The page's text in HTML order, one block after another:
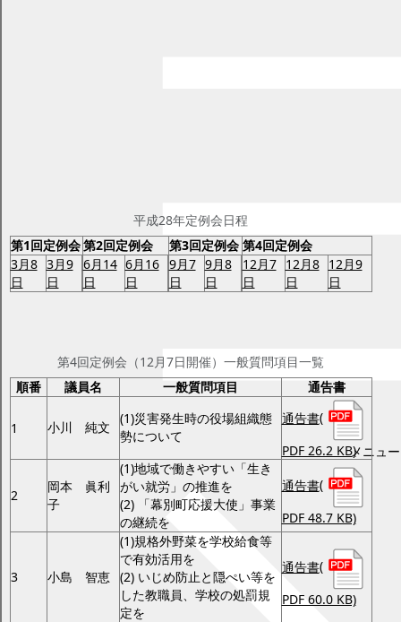
メニュー
平成28年定例会日程
第1回定例会第2回定例会 第3回定例会 第4回定例会
3月8
日
3月9
日
6月14
日
6月16
日
9月7
日
9月8
日
12月7
日
12月8
日
12月9
日
第4回定例会（12月7日開催）一般質問項目一覧
順番
議員名 一般質問項目 通告書
1 小川 純文
(1)災害発生時の役場組織態
勢について
通告書(
PDF 26.2 KB)
2
岡本 眞利
子
(1)地域で働きやすい「生き
がい就労」の推進を
(2) 「幕別町応援大使」事業
の継続を
通告書(
PDF 48.7 KB)
3 小島 智恵
(1)規格外野菜を学校給食等
で有効活用を
(2) いじめ防止と隠ぺい等を
した教職員、学校の処罰規
定を
通告書(
PDF 60.0 KB)